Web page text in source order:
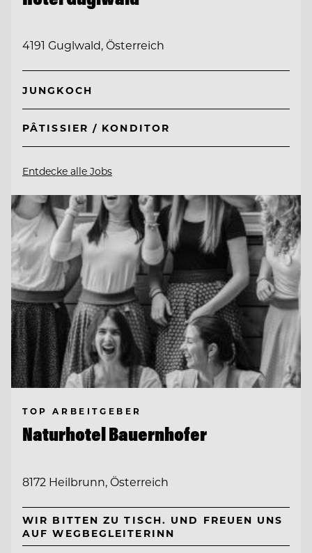
4191 Guglwald, Österreich
JUNGKOCH
PÂTISSIER / KONDITOR
Entdecke alle Jobs
TOP ARBEITGEBER
Naturhotel Bauernhofer
8172 Heilbrunn, Österreich
WIR BITTEN ZU TISCH. UND FREUEN UNS
AUF WEGBEGLEITERINN